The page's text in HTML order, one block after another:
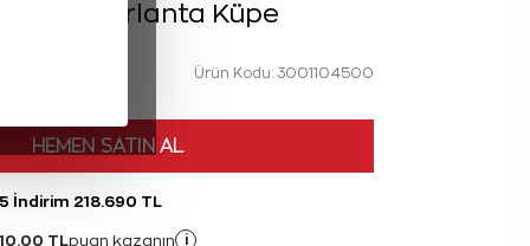
Pırlanta Küpe
Ürün Kodu: 3001104500
HEMEN SATIN AL
İndirim 218.690 TL
TL puan kazanın i